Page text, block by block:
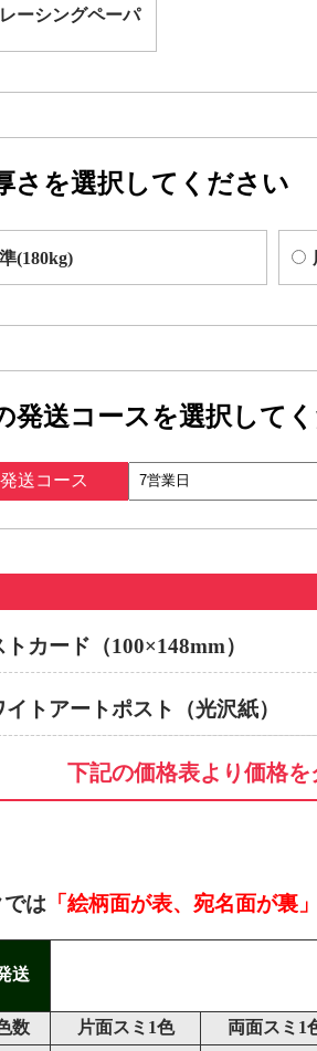
レーシングペーパ
さを選択してください
(180kg)
発送コースを選択して
発送コース
カード（100×148mm）
イトアートポスト（光沢紙）
下記の価格表より価格
は 「絵柄面が表、宛名面が裏
送
数 片面スミ1色
両面スミ1